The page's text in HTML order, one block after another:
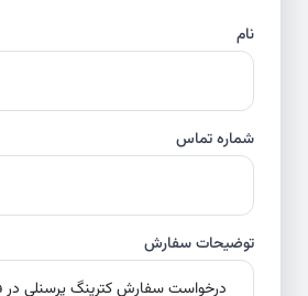
شماره تماس
توضیحات سفارش